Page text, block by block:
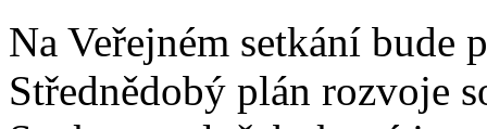
Na Veřejném setkání bude
Střednědobý plán rozvoje